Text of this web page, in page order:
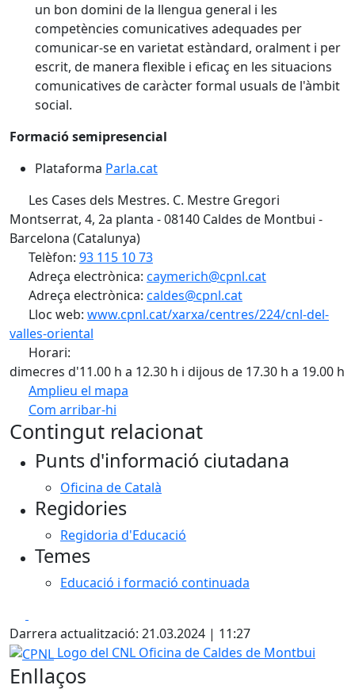
un bon domini de la llengua general i les
competències comunicatives adequades per
comunicar-se en varietat estàndard, oralment i per
escrit, de manera flexible i eficaç en les situacions
comunicatives de caràcter formal usuals de l'àmbit
social.
Formació semipresencial
Plataforma Parla.cat
Les Cases dels Mestres. C. Mestre Gregori
Montserrat, 4, 2a planta - 08140 Caldes de Montbui -
Barcelona (Catalunya)
Telèfon: 93 115 10 73
Adreça electrònica: caymerich@cpnl.cat
Adreça electrònica: caldes@cpnl.cat
Lloc web: www.cpnl.cat/xarxa/centres/224/cnl-del-
valles-oriental
Horari:
dimecres d'11.00 h a 12.30 h i dijous de 17.30 h a 19.00 h
Amplieu el mapa
Com arribar-hi
+
Contingut relacionat
Punts d'informació ciutadana
Oficina de Català
Regidories
Regidoria d'Educació
Temes
Educació i formació continuada
Darrera actualització: 21.03.2024 | 11:27
CPNL
Logo del CNL Oficina de Caldes de Montbui
Enllaços